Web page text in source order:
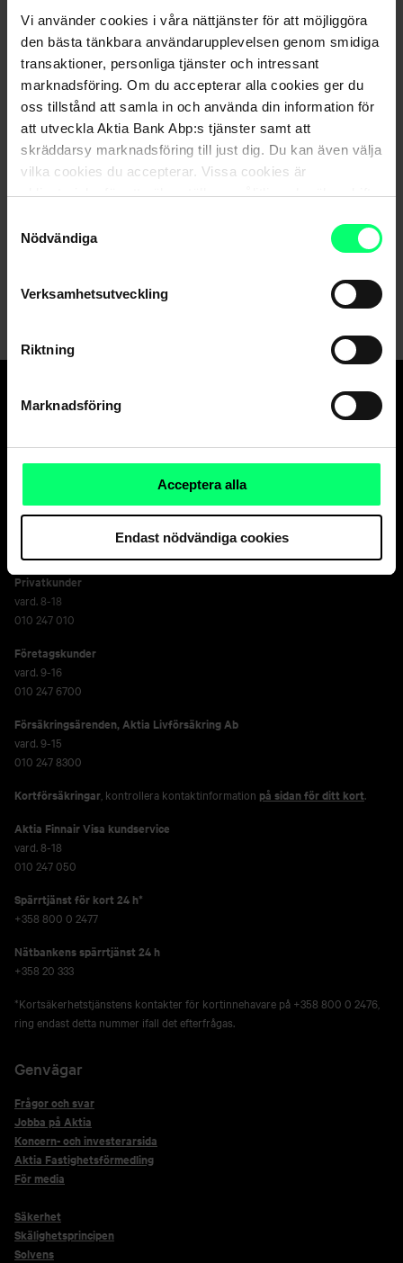
Vi använder cookies i våra nättjänster för att möjliggöra
den bästa tänkbara användarupplevelsen genom smidiga
transaktioner, personliga tjänster och intressant
marknadsföring. Om du accepterar alla cookies ger du
oss tillstånd att samla in och använda din information för
att utveckla Aktia Bank Abp:s tjänster samt att
skräddarsy marknadsföring till just dig. Du kan även välja
vilka cookies du accepterar. Vissa cookies är
obligatoriska för att säkerställa en pålitlig och säker drift
Nödvändiga
Verksamhetsutveckling
Riktning
Marknadsföring
Acceptera alla
Endast nödvändiga cookies
Nyhetsarkiv
Och suveräna
kapitalförvaltaren.
Privatkunder
vard. 8-18
010 247 010
Företagskunder
vard. 9-16
010 247 6700
Försäkringsärenden,Aktia Livförsäkring Ab
vard. 9-15
010 247 8300
Kortförsäkringar , kontrollera kontaktinformation på sidan för ditt kort.
Aktia Finnair Visa kundservice
vard. 8-18
010 247 050
Spärrtjänst för kort 24 h*
+358 800 0 2477
Nätbankens spärrtjänst 24 h
+358 20 333
*Kortsäkerhetstjänstens kontakter för kortinnehavare på +358 800 0 2476,
ring endast detta nummer ifall det efterfrågas.
Genvägar
Frågor och svar
Jobba på Aktia
Koncern- och investerarsida
Aktia Fastighetsförmedling
För media
Säkerhet
Skälighetsprincipen
Solvens